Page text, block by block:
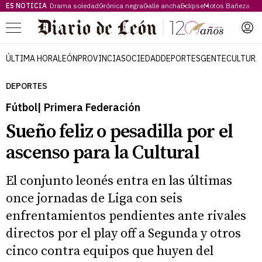
ES NOTICIA Drama soledadCrónica negraCalle anchaEclipseMotos Bañeza
Menú
ÚLTIMA HORALEÓNPROVINCIASOCIEDADDEPORTESGENTECULTURA
DEPORTES
Fútbol| Primera Federación
Sueño feliz o pesadilla por el
ascenso para la Cultural
El conjunto leonés entra en las últimas
once jornadas de Liga con seis
enfrentamientos pendientes ante rivales
directos por el play off a Segunda y otros
cinco contra equipos que huyen del